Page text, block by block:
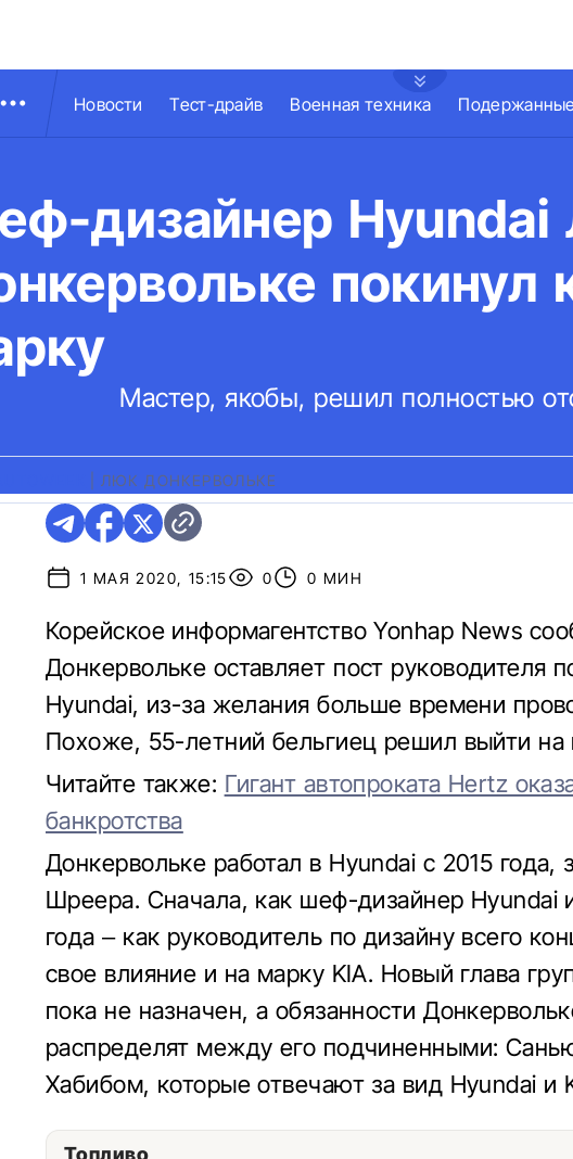
Новости Тест-драйв Военная техника
дизайнер Hyundai
покинул
Мастер, якобы, решил полностью
ЛЮК ДОНКЕРВОЛЬКЕ
1 МАЯ 2020, 15:15 0 0 МИН
Корейское информагентство Yonhap News
Донкервольке оставляет пост руководителя
Hyundai, из-за желания больше времени
Похоже, 55-летний бельгиец решил выйти на
Читайте также: Гигант автопроката Hertz
банкротства
Донкервольке работал в Hyundai с 2015 года,
Шреера. Сначала, как шеф-дизайнер Hyundai
года – как руководитель по дизайну всего
свое влияние и на марку KIA. Новый глава
пока не назначен, а обязанности
распределят между его подчиненными:
Хабибом, которые отвечают за вид Hyundai и
Топливо